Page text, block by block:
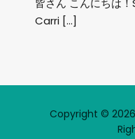
皆さん こんにちは
Carri […]
Copyright © 2026